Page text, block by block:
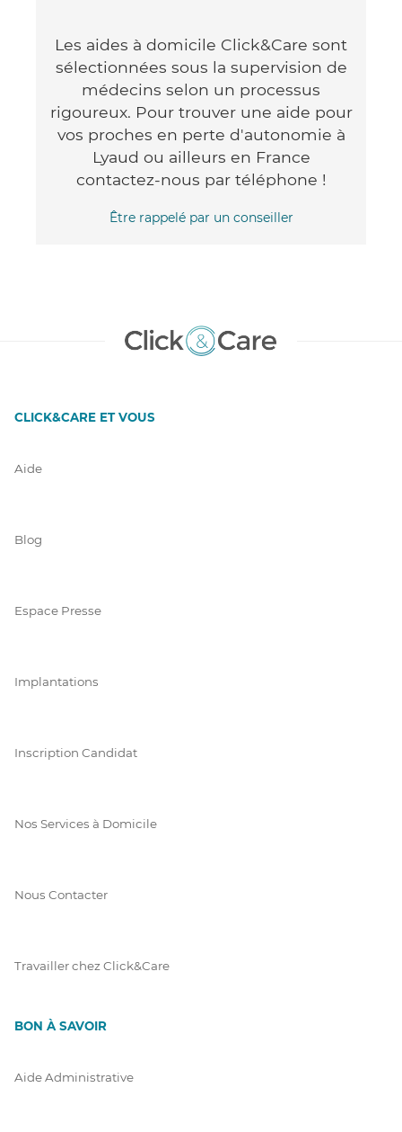
Les aides à domicile Click&Care sont
sélectionnées sous la supervision de
médecins selon un processus
rigoureux. Pour trouver une aide pour
vos proches en perte d'autonomie à
Lyaud ou ailleurs en France
contactez-nous par téléphone !
Être rappelé par un conseiller
CLICK&CARE ET VOUS
Aide
Blog
Espace Presse
Implantations
Inscription Candidat
Nos Services à Domicile
Nous Contacter
Travailler chez Click&Care
BON À SAVOIR
Aide Administrative